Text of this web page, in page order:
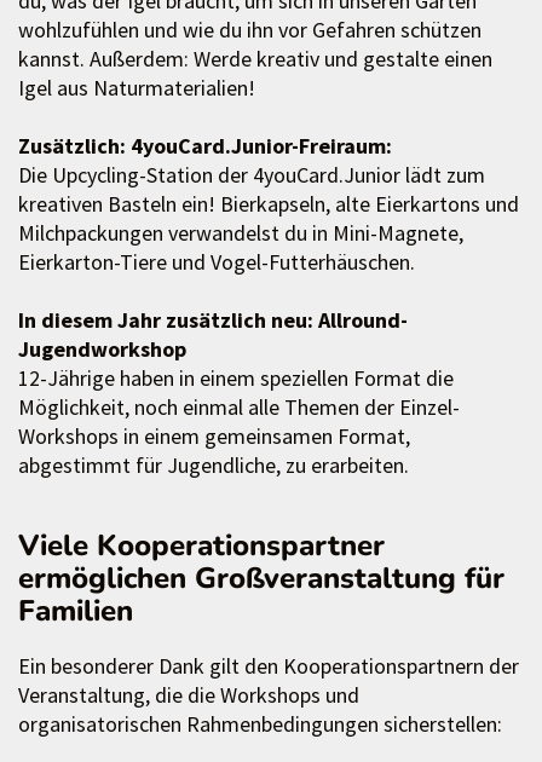
wohlzufühlen und wie du ihn vor Gefahren schützen
kannst. Außerdem: Werde kreativ und gestalte einen
Igel aus Naturmaterialien!
Zusätzlich: 4youCard.Junior-Freiraum:
Die Upcycling-Station der 4youCard.Junior lädt zum
kreativen Basteln ein! Bierkapseln, alte Eierkartons und
Milchpackungen verwandelst du in Mini-Magnete,
Eierkarton-Tiere und Vogel-Futterhäuschen.
In diesem Jahr zusätzlich neu: Allround-
Jugendworkshop
12-Jährige haben in einem speziellen Format die
Möglichkeit, noch einmal alle Themen der Einzel-
Workshops in einem gemeinsamen Format,
abgestimmt für Jugendliche, zu erarbeiten.
Viele Kooperationspartner
ermöglichen Großveranstaltung für
Familien
Ein besonderer Dank gilt den Kooperationspartnern der
Veranstaltung, die die Workshops und
organisatorischen Rahmenbedingungen sicherstellen: